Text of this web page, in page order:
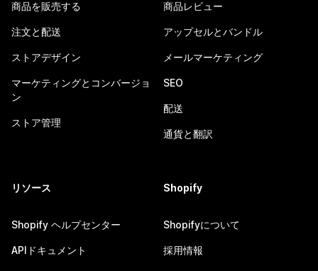
商品を販売する
注文と配送
ストアデザイン
マーケティングとコンバージョ
ン
ストア管理
商品レビュー
アップセルとバンドル
メールマーケティング
SEO
配送
通貨と翻訳
リソース
Shopify ヘルプセンター
APIドキュメント
Shopify
Shopifyについて
採用情報